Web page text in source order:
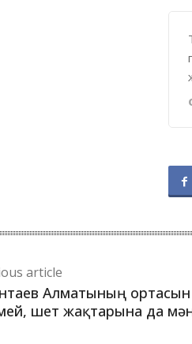
article
Алматының ортасын
шет жақтарына да мән